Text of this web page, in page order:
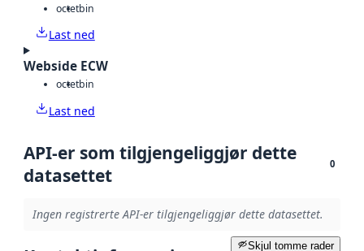
octetbin
Last ned
Webside ECW
octetbin
Last ned
API-er som tilgjengeliggjør dette
datasettet
0
Ingen registrerte API-er tilgjengeliggjør dette datasettet.
Skjul tomme rader